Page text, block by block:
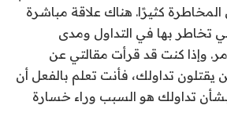
المخاطرة كثيرًا. هناك علاقة مباشرة
تخاطر بها في التداول ومدى
وإذا كنت قد قرأت مقالتي عن
يقتلون تداولك، فأنت تعلم بالفعل أن
بشأن تداولك هو السبب وراء خسارة